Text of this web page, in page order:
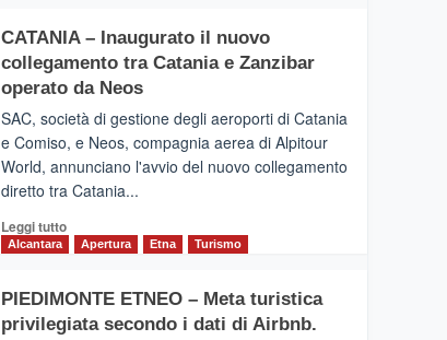
CATANIA – Inaugurato il nuovo
collegamento tra Catania e Zanzibar
operato da Neos
SAC, società di gestione degli aeroporti di Catania
e Comiso, e Neos, compagnia aerea di Alpitour
World, annunciano l'avvio del nuovo collegamento
diretto tra Catania...
Leggi tuttoLeggi
CATANIA
–
Alcantara Apertura Etna Turismo
PIEDIMONTE ETNEO – Meta turistica
privilegiata secondo i dati di Airbnb.